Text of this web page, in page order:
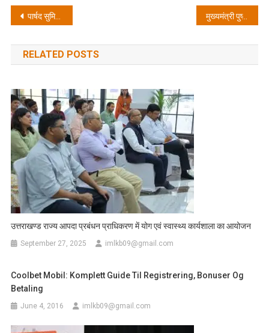
Post
navigation
पार्षद सुमित त्यागी ने दी समस्याओं का समाधान नहीं होने पर आंदोलन की चेतावनी मुख्यमंत्री पुष्कर सिंह धामी का दून मेडिकल कॉलेज अस्पताल का औचक निरीक्षण, मरीजों व तीमारदारों की सुविधाओं पर दिया विशेष जोर
RELATED POSTS
उत्तराखण्ड राज्य आपदा प्रबंधन प्राधिकरण में योग एवं स्वास्थ्य कार्यशाला का आयोजन
September 27, 2025 imlkb09@gmail.com
Coolbet Mobil: Komplett Guide Til Registrering, Bonuser Og
Betaling
June 4, 2016 imlkb09@gmail.com